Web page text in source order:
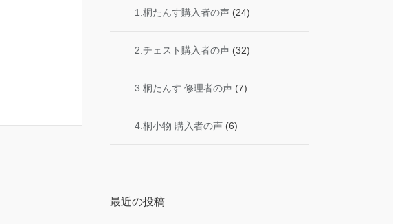
1.桐たんす購入者の声 (24)
2.チェスト購入者の声 (32)
3.桐たんす 修理者の声 (7)
4.桐小物 購入者の声 (6)
最近の投稿